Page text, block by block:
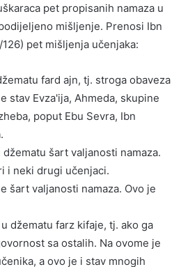
pet propisanih namaza u
mišljenje. Prenosi Ibn
126) pet mišljenja učenjaka:
fard ajn, tj. stroga obaveza
stav Evza'ija, Ahmeda, skupine
poput Ebu Sevra, Ibn
šart valjanosti namaza.
i neki drugi učenjaci.
šart valjanosti namaza. Ovo je
džematu farz kifaje, tj. ako ga
sa ostalih. Na ovome je
a ovo je i stav mnogih